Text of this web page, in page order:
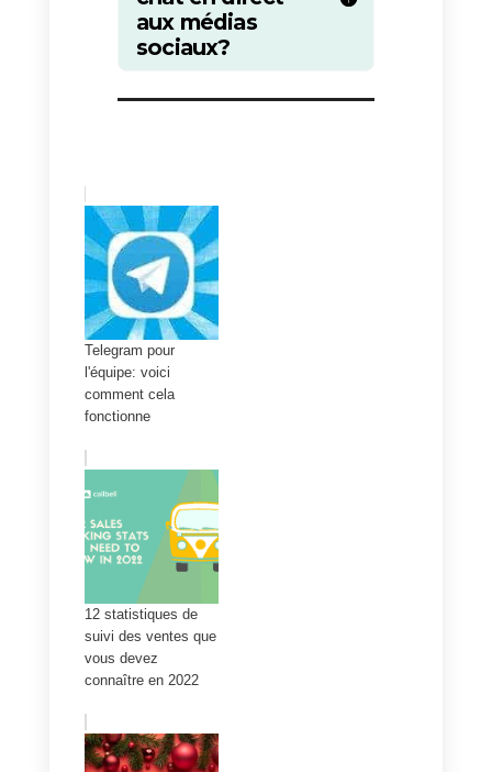
j) 10 Intégrer votre chat en
direct aux réseaux sociaux
chat en direct aux médias
sociaux. Cela vous permettra
d’entrer en contact avec un
plus large et de nouer des
relations avec des clients
En outre, il vous aidera à
davantage d’informations sur vos
visiteurs et vos clients. Ces
informations peuvent être
de vente. L’intégration du chat en